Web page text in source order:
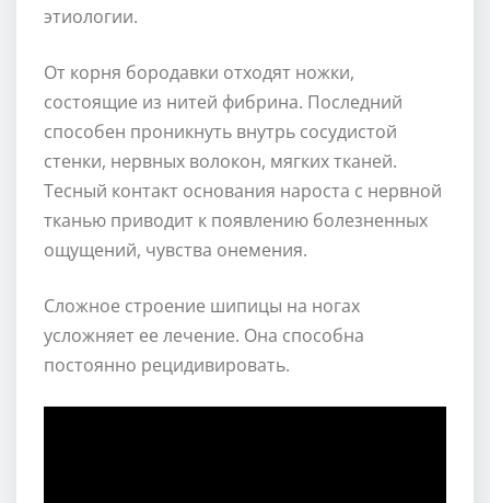
этиологии.
От корня бородавки отходят ножки,
состоящие из нитей фибрина. Последний
способен проникнуть внутрь сосудистой
стенки, нервных волокон, мягких тканей.
Тесный контакт основания нароста с нервной
тканью приводит к появлению болезненных
ощущений, чувства онемения.
Сложное строение шипицы на ногах
усложняет ее лечение. Она способна
постоянно рецидивировать.